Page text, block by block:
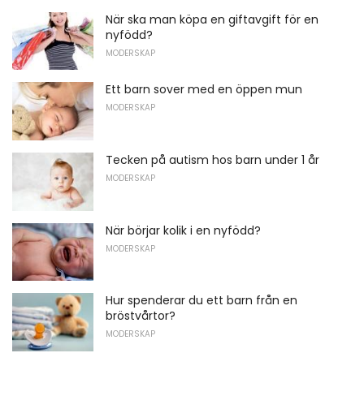
När ska man köpa en giftavgift för en
nyfödd?
MODERSKAP
Ett barn sover med en öppen mun
MODERSKAP
Tecken på autism hos barn under 1 år
MODERSKAP
När börjar kolik i en nyfödd?
MODERSKAP
Hur spenderar du ett barn från en
bröstvårtor?
MODERSKAP